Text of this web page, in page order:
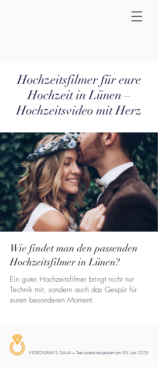
Hochzeitsfilmer für eure
Hochzeit in Lünen –
Hochzeitsvideo mit Herz
Wie findet man den passenden
Hochzeitsfilmer in Lünen?
Ein guter Hochzeitsfilmer bringt nicht nur
Technik mit, sondern auch das Gespür für
euren besonderen Moment.
VIDEOGRAF S. SAVA – Text zuletzt aktualisiert am 05. Juni 2025